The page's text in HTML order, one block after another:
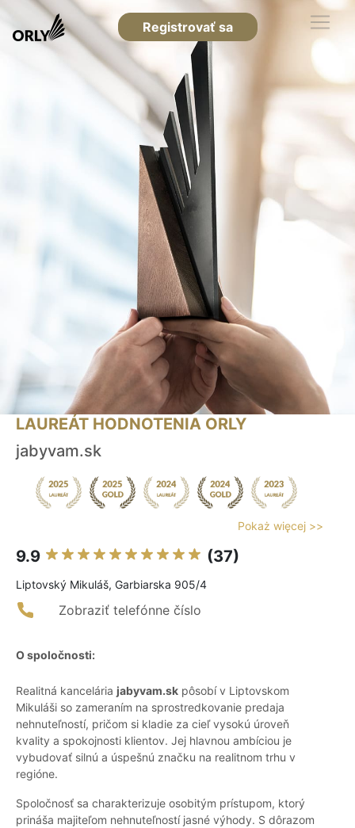
Registrovať sa
LAUREÁT HODNOTENIA ORLY
jabyvam.sk
Pokaż więcej >>
9.9 (37)
Liptovský Mikuláš, Garbiarska 905/4
Zobraziť telefónne číslo
O spoločnosti:
Realitná kancelária jabyvam.sk pôsobí v Liptovskom
Mikuláši so zameraním na sprostredkovanie predaja
nehnuteľností, pričom si kladie za cieľ vysokú úroveň
kvality a spokojnosti klientov. Jej hlavnou ambíciou je
vybudovať silnú a úspešnú značku na realitnom trhu v
regióne.
Spoločnosť sa charakterizuje osobitým prístupom, ktorý
prináša majiteľom nehnuteľností jasné výhody. S dôrazom